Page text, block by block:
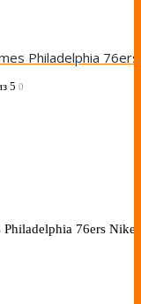
5 0
Philadelphia 76ers Nike